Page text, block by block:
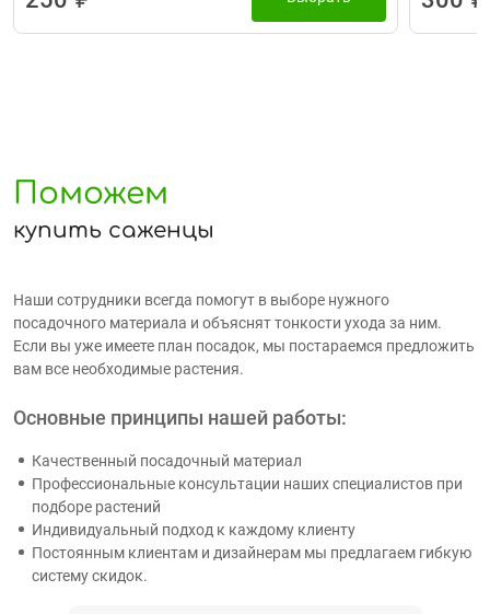
Поможем
купить саженцы
Наши сотрудники всегда помогут в выборе нужного
посадочного материала и объяснят тонкости ухода за ним.
Если вы уже имеете план посадок, мы постараемся предложить
вам все необходимые растения.
Основные принципы нашей работы:
Качественный посадочный материал
Профессиональные консультации наших специалистов при
подборе растений
Индивидуальный подход к каждому клиенту
Постоянным клиентам и дизайнерам мы предлагаем гибкую
систему скидок.